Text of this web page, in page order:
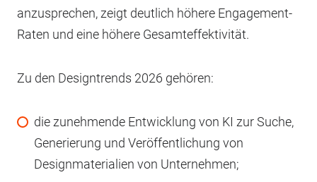
anzusprechen, zeigt deutlich höhere Engagement-
Raten und eine höhere Gesamteffektivität.
Zu den Designtrends 2026 gehören:
die zunehmende Entwicklung von KI zur Suche,
Generierung und Veröffentlichung von
Designmaterialien von Unternehmen;